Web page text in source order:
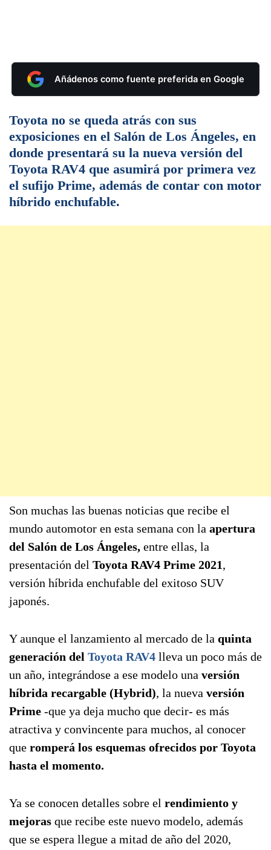
Añádenos como fuente preferida en Google
Toyota no se queda atrás con sus
exposiciones en el Salón de Los Ángeles, en
donde presentará su la nueva versión del
Toyota RAV4 que asumirá por primera vez
el sufijo Prime, además de contar con motor
híbrido enchufable.
Son muchas las buenas noticias que recibe el
mundo automotor en esta semana con la apertura
del Salón de Los Ángeles, entre ellas, la
presentación del Toyota RAV4 Prime 2021,
versión híbrida enchufable del exitoso SUV
japonés.
Y aunque el lanzamiento al mercado de la quinta
generación del Toyota RAV4 lleva un poco más de
un año, integrándose a ese modelo una versión
híbrida recargable (Hybrid), la nueva versión
Prime -que ya deja mucho que decir- es más
atractiva y convincente para muchos, al conocer
que romperá los esquemas ofrecidos por Toyota
hasta el momento.
Ya se conocen detalles sobre el rendimiento y
mejoras que recibe este nuevo modelo, además
que se espera llegue a mitad de año del 2020,